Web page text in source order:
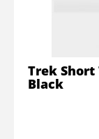
Trek Short
Black